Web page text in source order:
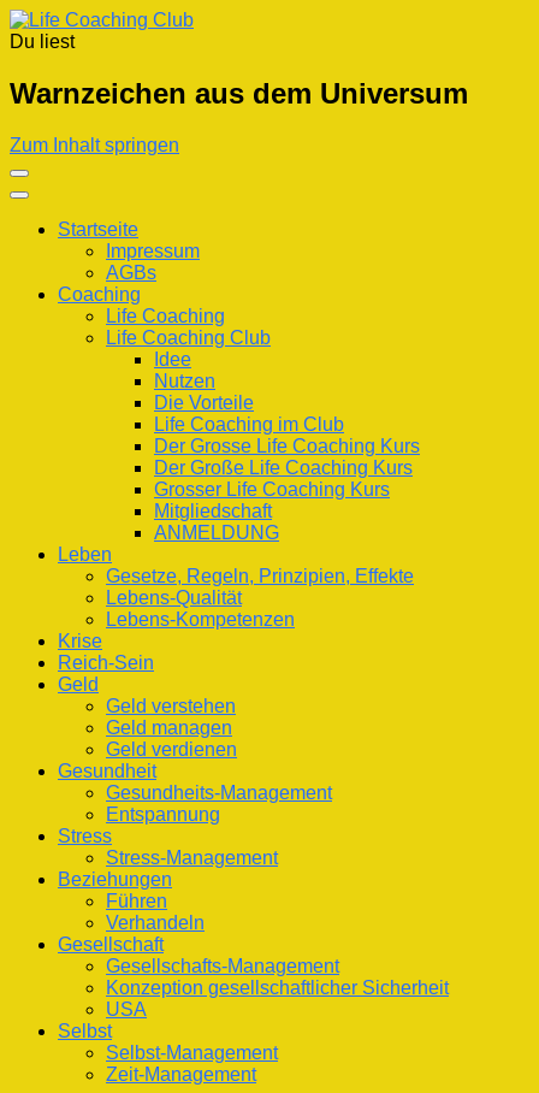
Du liest
Warnzeichen aus dem Universum
Zum Inhalt springen
Startseite
Impressum
AGBs
Coaching
Life Coaching
Life Coaching Club
Idee
Nutzen
Die Vorteile
Life Coaching im Club
Der Grosse Life Coaching Kurs
Der Große Life Coaching Kurs
Grosser Life Coaching Kurs
Mitgliedschaft
ANMELDUNG
Leben
Gesetze, Regeln, Prinzipien, Effekte
Lebens-Qualität
Lebens-Kompetenzen
Krise
Reich-Sein
Geld
Geld verstehen
Geld managen
Geld verdienen
Gesundheit
Gesundheits-Management
Entspannung
Stress
Stress-Management
Beziehungen
Führen
Verhandeln
Gesellschaft
Gesellschafts-Management
Konzeption gesellschaftlicher Sicherheit
USA
Selbst
Selbst-Management
Zeit-Management